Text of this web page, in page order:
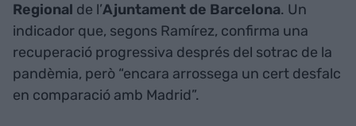
Regional de l’Ajuntament de Barcelona. Un
indicador que, segons Ramírez, confirma una
recuperació progressiva després del sotrac de la
pandèmia, però “encara arrossega un cert desfalc
en comparació amb Madrid”.